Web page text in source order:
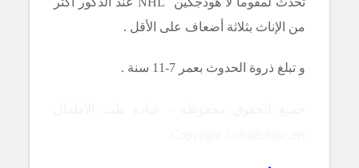
من الإناث بثلاثة أضعاف على الأقل .
و تبلغ ذروة الحدوث بعمر 7-11 سنة .